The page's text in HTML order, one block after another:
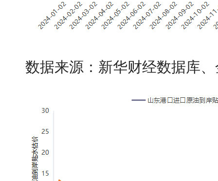
数据来源：新华财经数据库